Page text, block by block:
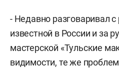
- Недавно разговаривал
известной в России и за
мастерской «Тульские
видимости, те же